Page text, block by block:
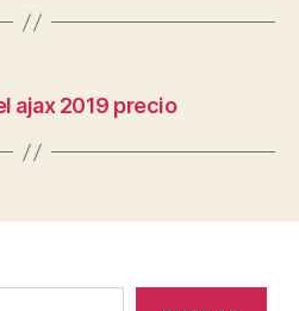
ajax 2019 precio